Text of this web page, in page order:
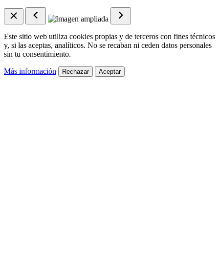
Este sitio web utiliza cookies propias y de terceros con fines técnicos
y, si las aceptas, analíticos. No se recaban ni ceden datos personales
sin tu consentimiento.
Más información Rechazar Aceptar